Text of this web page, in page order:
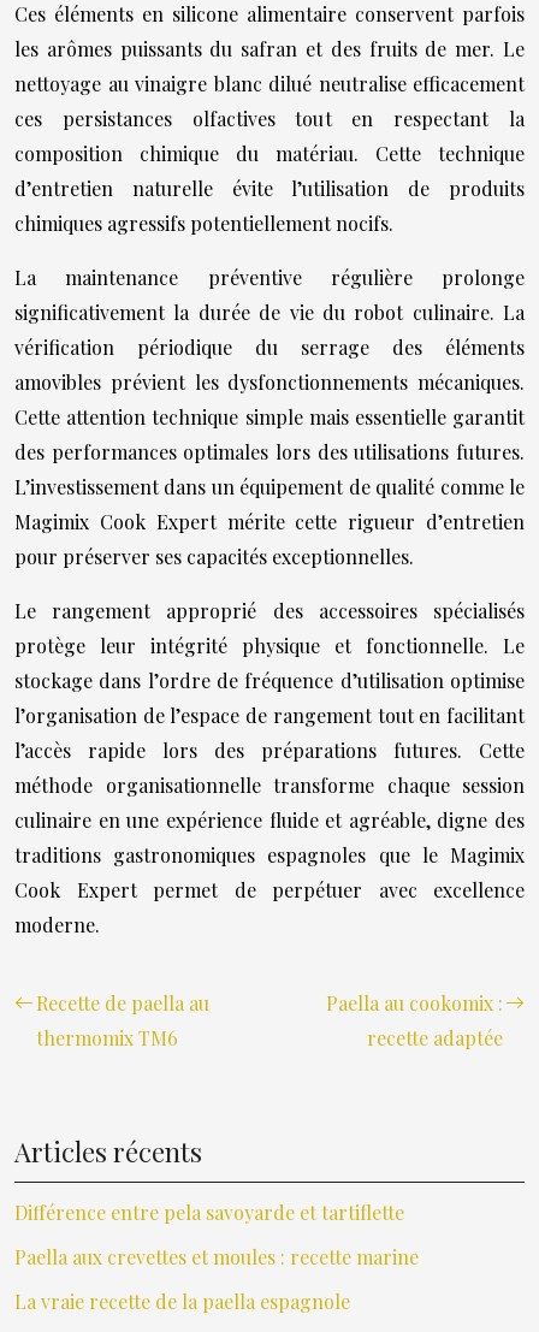
Ces éléments en silicone alimentaire conservent parfois
les arômes puissants du safran et des fruits de mer. Le
nettoyage au vinaigre blanc dilué neutralise efficacement
ces persistances olfactives tout en respectant la
composition chimique du matériau. Cette technique
d’entretien naturelle évite l’utilisation de produits
chimiques agressifs potentiellement nocifs.
La maintenance préventive régulière prolonge
significativement la durée de vie du robot culinaire. La
vérification périodique du serrage des éléments
amovibles prévient les dysfonctionnements mécaniques.
Cette attention technique simple mais essentielle garantit
des performances optimales lors des utilisations futures.
L’investissement dans un équipement de qualité comme le
Magimix Cook Expert mérite cette rigueur d’entretien
pour préserver ses capacités exceptionnelles.
Le rangement approprié des accessoires spécialisés
protège leur intégrité physique et fonctionnelle. Le
stockage dans l’ordre de fréquence d’utilisation optimise
l’organisation de l’espace de rangement tout en facilitant
l’accès rapide lors des préparations futures. Cette
méthode organisationnelle transforme chaque session
culinaire en une expérience fluide et agréable, digne des
traditions gastronomiques espagnoles que le Magimix
Cook Expert permet de perpétuer avec excellence
moderne.
Recette de paella au
thermomix TM6
Paella au cookomix :
recette adaptée
Articles récents
Différence entre pela savoyarde et tartiflette
Paella aux crevettes et moules : recette marine
La vraie recette de la paella espagnole